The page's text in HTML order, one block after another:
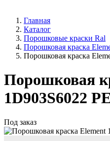
Главная
Каталог
Порошковые краски Ral
Порошковая краска
Порошковая краска
Порошковая
1D903S6022
Под заказ